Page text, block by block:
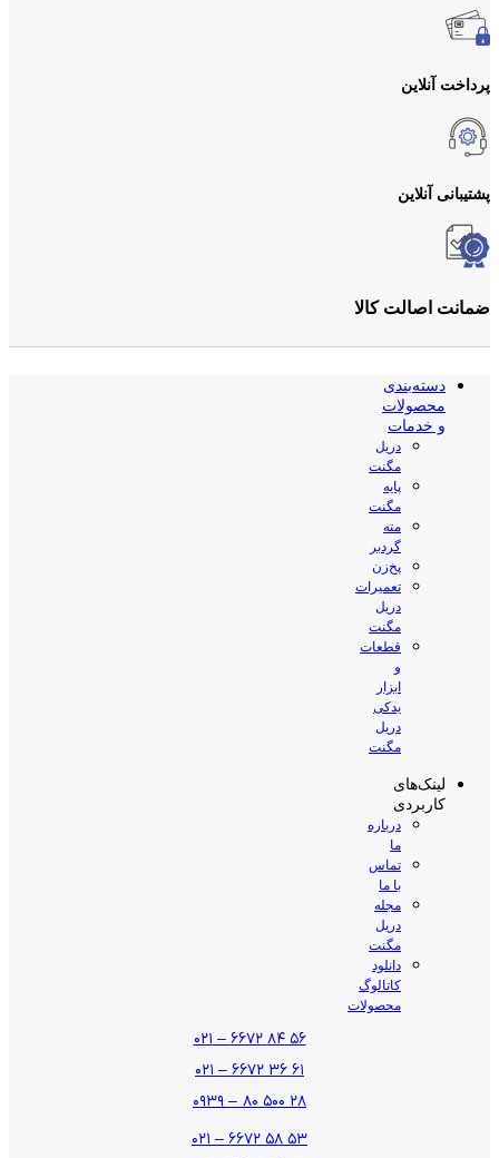
پرداخت آنلاین
پشتیبانی آنلاین
ضمانت اصالت کالا
دسته‌بندی
محصولات
و خدمات
دریل
مگنت
پایه
مگنت
مته
گردبر
پخ‌زن
تعمیرات
دریل
مگنت
قطعات
و
ابزار
یدکی
دریل
مگنت
لینک‌های
کاربردی
درباره
ما
تماس
با ما
مجله
دریل
مگنت
دانلود
کاتالوگ
محصولات
۵۶ ۸۴ ۶۶۷۲ – ۰۲۱
۶۱ ۳۶ ۶۶۷۲ – ۰۲۱
۲۸ ۵۰۰ ۸۰ – ۰۹۳۹
۵۳ ۵۸ ۶۶۷۲ – ۰۲۱